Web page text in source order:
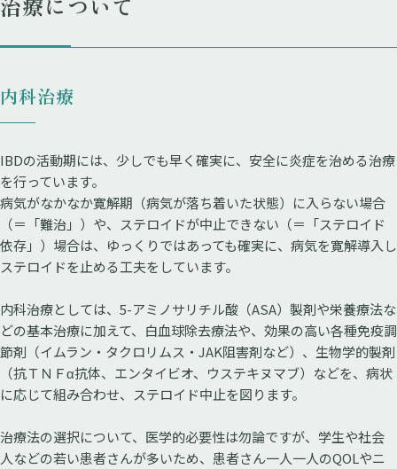
内科治療
IBDの活動期には、少しでも早く確実に、安全に炎症を治める治療
を行っています。
病気がなかなか寛解期（病気が落ち着いた状態）に入らない場合
（＝「難治」）や、ステロイドが中止できない（＝「ステロイド
依存」）場合は、ゆっくりではあっても確実に、病気を寛解導入し
ステロイドを止める工夫をしています。
内科治療としては、5-アミノサリチル酸（ASA）製剤や栄養療法な
どの基本治療に加えて、白血球除去療法や、効果の高い各種免疫調
節剤（イムラン・タクロリムス・JAK阻害剤など）、生物学的製剤
（抗ＴＮＦα抗体、エンタイビオ、ウステキヌマブ）などを、病状
に応じて組み合わせ、ステロイド中止を図ります。
治療法の選択について、医学的必要性は勿論ですが、学生や社会
人などの若い患者さんが多いため、患者さん一人一人のQOLやニ